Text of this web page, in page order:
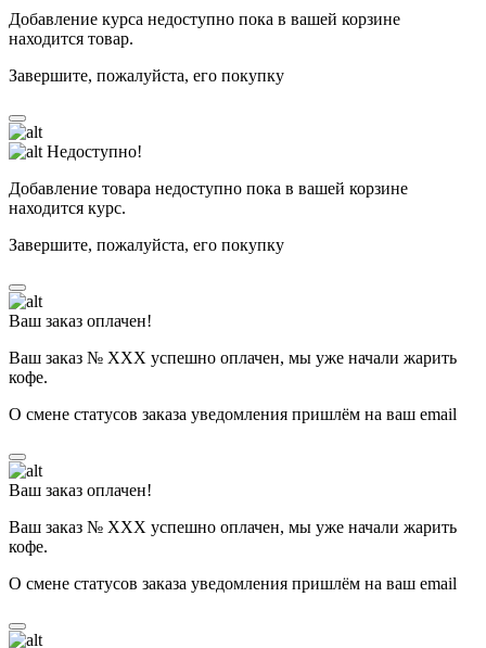
Добавление курса недоступно пока в вашей корзине
находится товар.
Завершите, пожалуйста, его покупку
Недоступно!
Добавление товара недоступно пока в вашей корзине
находится курс.
Завершите, пожалуйста, его покупку
Ваш заказ оплачен!
Ваш заказ № ХХХ успешно оплачен, мы уже начали жарить
кофе.
О смене статусов заказа уведомления пришлём на ваш email
Ваш заказ оплачен!
Ваш заказ № ХХХ успешно оплачен, мы уже начали жарить
кофе.
О смене статусов заказа уведомления пришлём на ваш email